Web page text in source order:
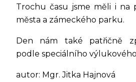
Trochu času jsme měli i na
města a zámeckého parku.
Den nám také patřičně
podle speciálního
autor: Mgr. Jitka Hajnová